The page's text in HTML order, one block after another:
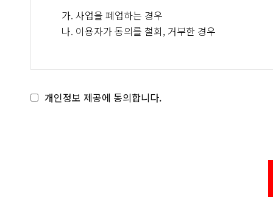
가. 사업을 폐업하는 경우
나. 이용자가 동의를 철회, 거부한 경우
개인정보 제공에 동의합니다.